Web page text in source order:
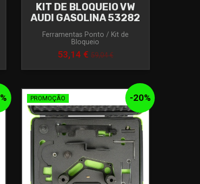
KIT DE BLOQUEIO VW
AUDI GASOLINA 53282
Ferramentas Ponto / Kit de
Bloqueio
53,14 € 59,04 €
% -20%
PROMOÇÃO